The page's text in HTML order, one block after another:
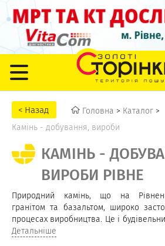
Головна > Каталог >
Камінь - добування, вироби
КАМІНЬ -
ВИРОБИ РІВНЕ
Природний камінь, що на
гранітом та базальтом, широко
процесах виробництва. Це і
для будівництва доріг, і
Детальніше